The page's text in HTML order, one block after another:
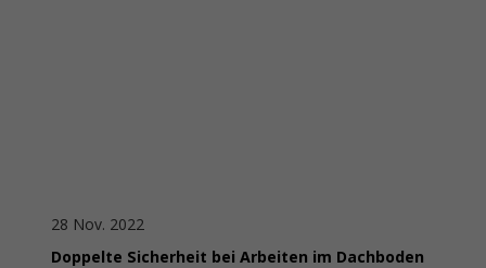
28 Nov. 2022
Doppelte Sicherheit bei Arbeiten im Dachboden